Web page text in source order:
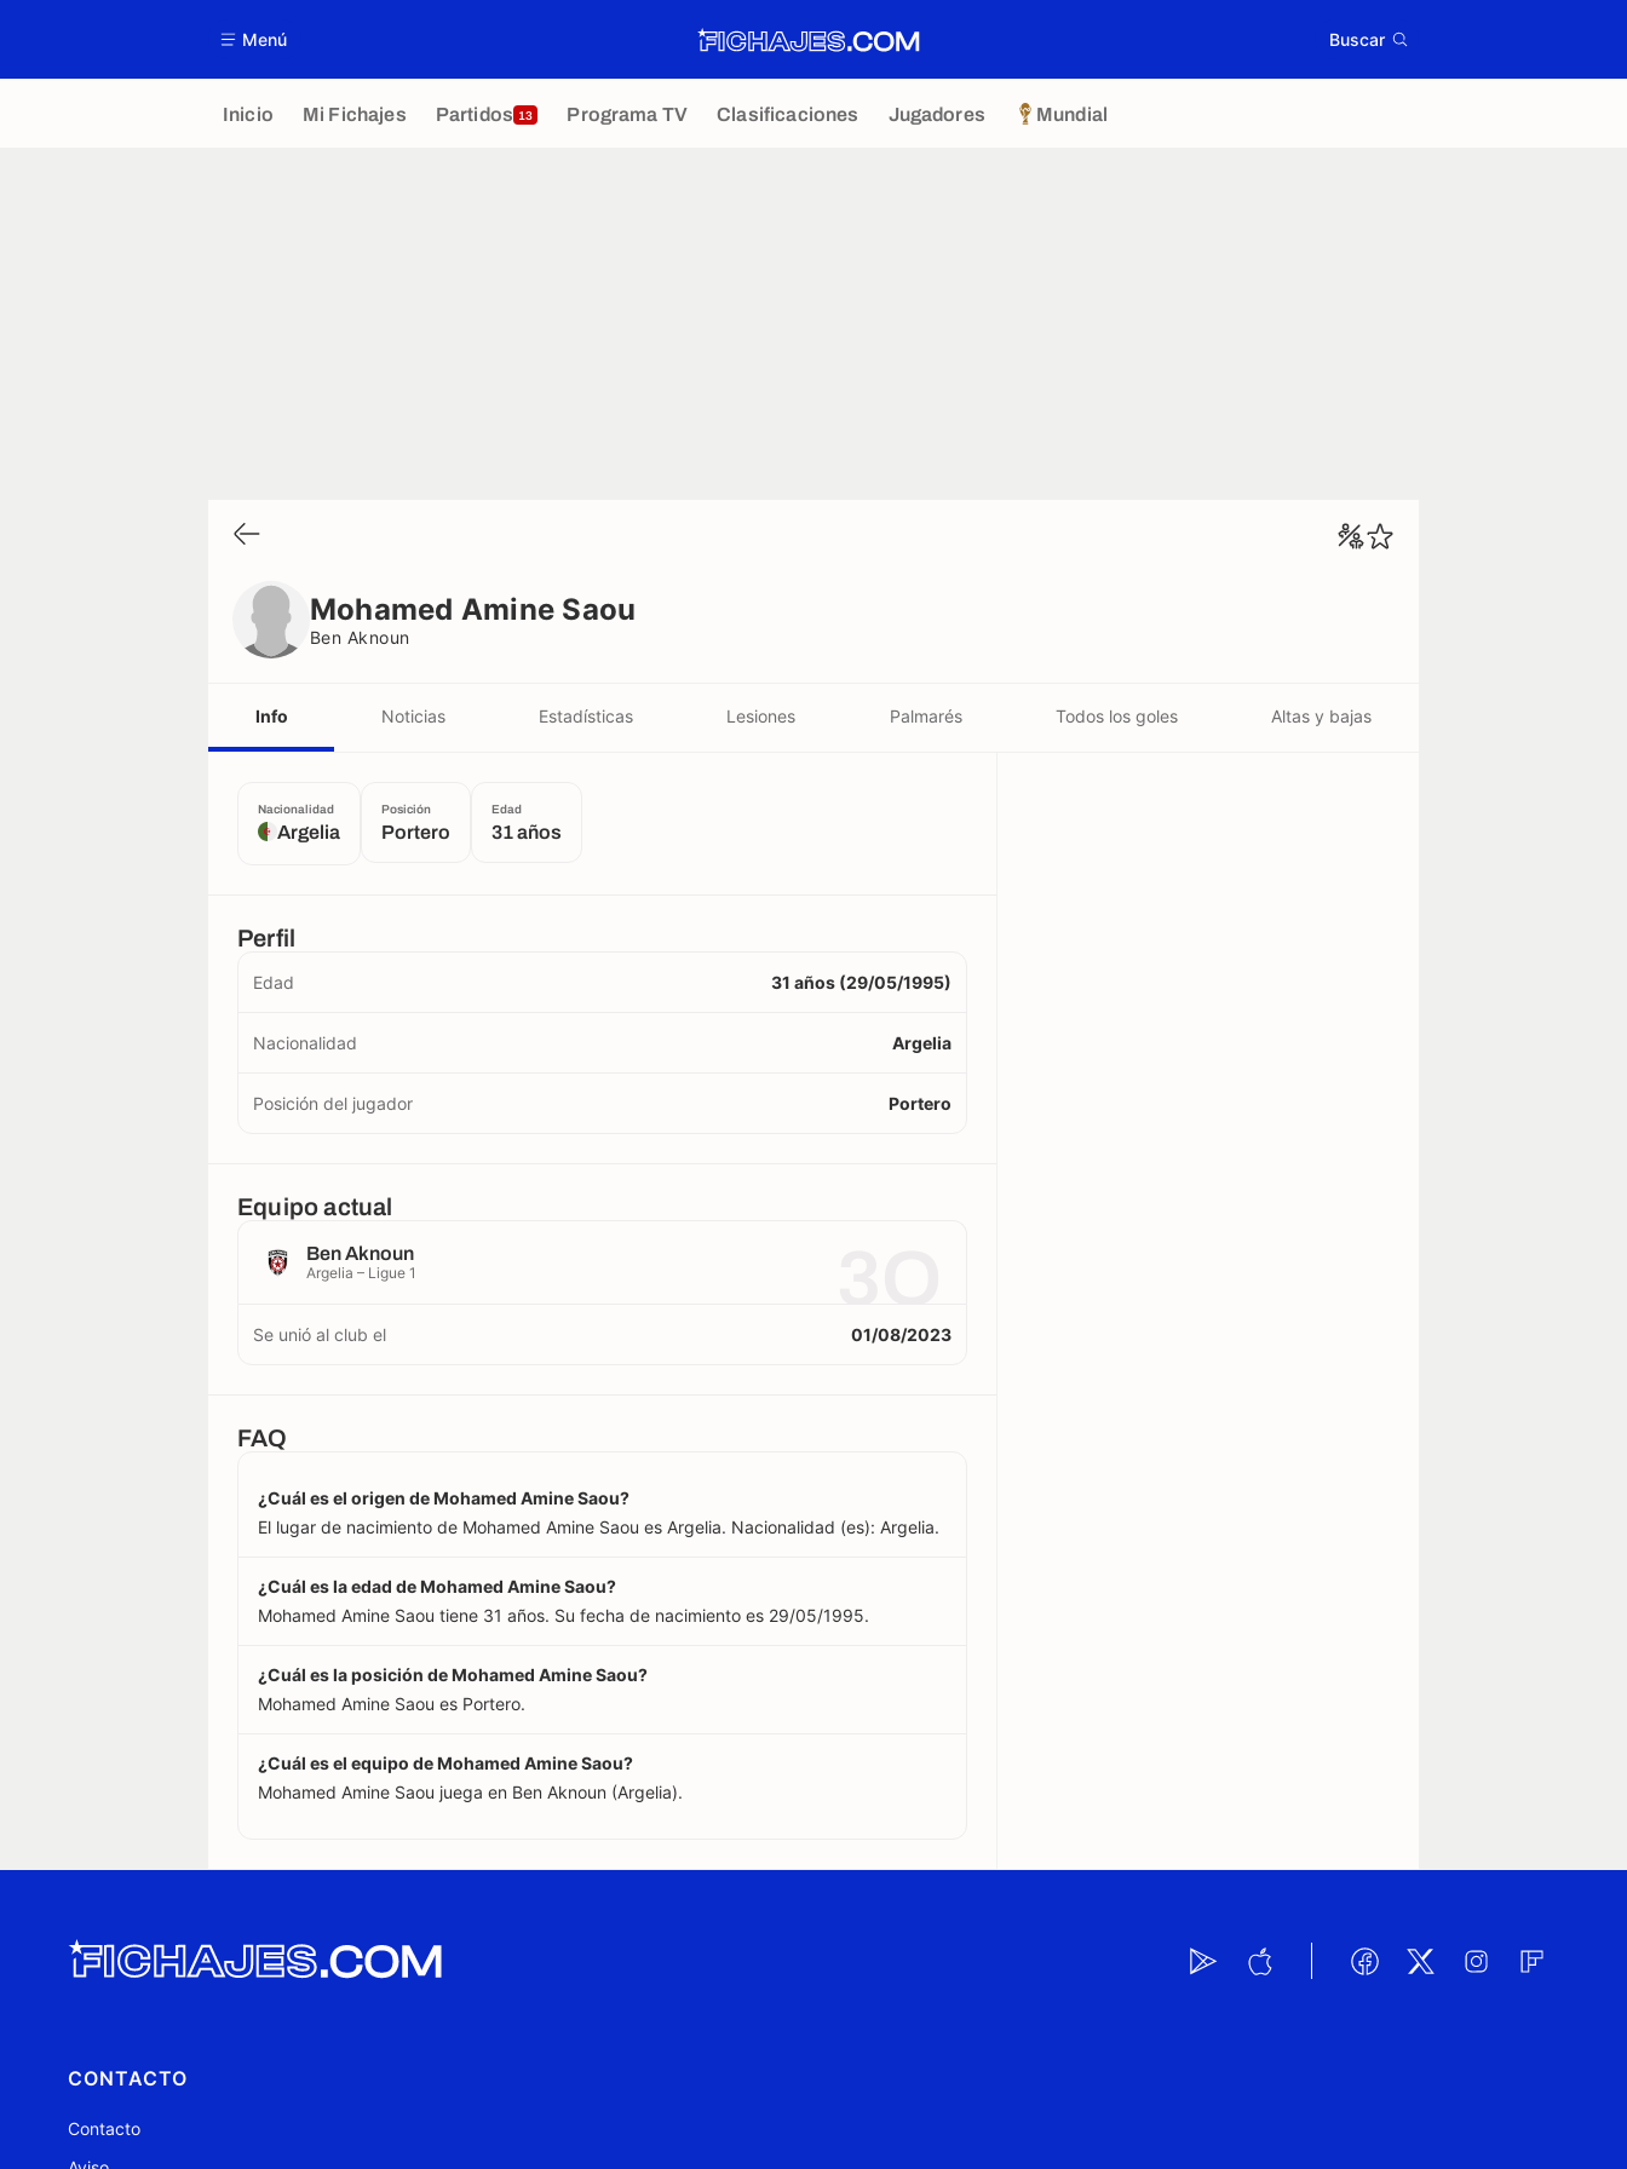
Menú Buscar
Inicio Mi Fichajes Partidos 13 Programa TV Clasificaciones Jugadores Mundial
Mohamed Amine Saou
Ben Aknoun
Info Noticias Estadísticas Lesiones Palmarés Todos los goles Altas y bajas
Nacionalidad
Argelia
Posición
Portero
Edad
31 años
Perfil
Edad 31 años (29/05/1995)
Nacionalidad Argelia
Posición del jugador Portero
Equipo actual
Ben Aknoun
Argelia – Ligue 1
Se unió al club el 01/08/2023
FAQ
¿Cuál es el origen de Mohamed Amine Saou?
El lugar de nacimiento de Mohamed Amine Saou es Argelia. Nacionalidad (es): Argelia.
¿Cuál es la edad de Mohamed Amine Saou?
Mohamed Amine Saou tiene 31 años. Su fecha de nacimiento es 29/05/1995.
¿Cuál es la posición de Mohamed Amine Saou?
Mohamed Amine Saou es Portero.
¿Cuál es el equipo de Mohamed Amine Saou?
Mohamed Amine Saou juega en Ben Aknoun (Argelia).
CONTACTO
Contacto